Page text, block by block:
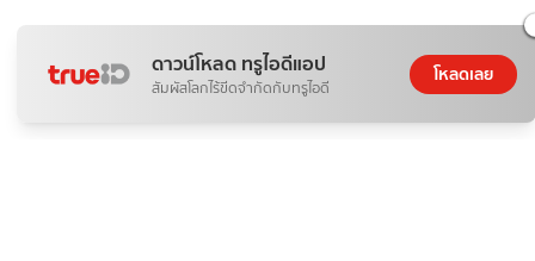
ดาวน์โหลด ทรูไอดีแอป
สัมผัสโลกไร้ขีดจำกัดกับทรูไอดี
โหลดเลย